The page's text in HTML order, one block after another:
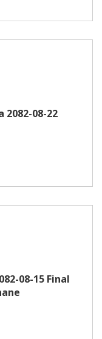
2082-08-22
08-15 Final